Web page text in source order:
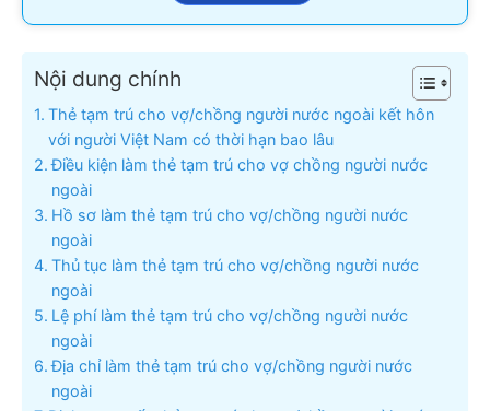
Nội dung chính
Thẻ tạm trú cho vợ/chồng người nước ngoài kết hôn
với người Việt Nam có thời hạn bao lâu
Điều kiện làm thẻ tạm trú cho vợ chồng người nước
ngoài
Hồ sơ làm thẻ tạm trú cho vợ/chồng người nước
ngoài
Thủ tục làm thẻ tạm trú cho vợ/chồng người nước
ngoài
Lệ phí làm thẻ tạm trú cho vợ/chồng người nước
ngoài
Địa chỉ làm thẻ tạm trú cho vợ/chồng người nước
ngoài